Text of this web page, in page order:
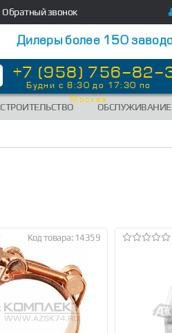
Обратный звонок
Дилеры более 150
+7 (958) 756-82-
Будни с 8:30 до 17:30 по
Москве
СТРОИТЕЛЬСТВО ОБСЛУЖИВАНИЕ
Код товара: 14359